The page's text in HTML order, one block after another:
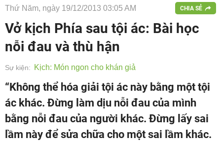
Thứ Năm, ngày 19/12/2013 03:05 AM CHIA SẺ
Vở kịch Phía sau tội ác: Bài học
nỗi đau và thù hận
Sự kiện: Kịch: Món ngon cho khán giả
“Không thể hóa giải tội ác này bằng một tội
ác khác. Đừng làm dịu nỗi đau của mình
bằng nỗi đau của người khác. Đừng lấy sai
lầm này để sửa chữa cho một sai lầm khác.